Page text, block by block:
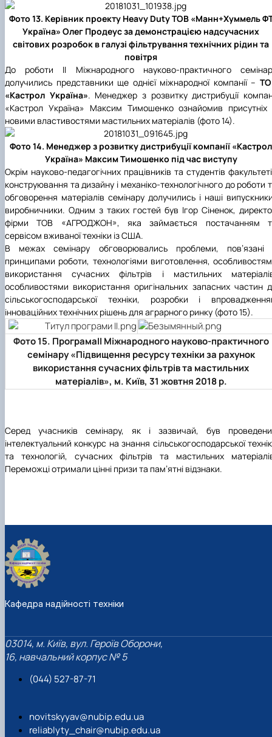
Фото 13. Керівник проекту Heavy Duty ТОВ «Манн+Хуммель
Україна» Олег Продеус за демонстрацією надсучасних
світових розробок в галузі фільтрування технічних рідин та
повітря
До роботи ІІ Міжнародного науково-практичного
долучились представники ще однієї міжнародної компанії –
«Кастрол Україна». Менеджер з розвитку дистрибуції
«Кастрол Україна» Максим Тимошенко ознайомив присутніх
новими властивостями мастильних матеріалів (фото 14).
Фото 14. Менеджер з розвитку дистрибуції компанії «Кастрол
Україна» Максим Тимошенко під час виступу
Окрім науково-педагогічних працівників та студентів
конструювання та дизайну і механіко-технологічного до роботи
обговорення матеріалів семінару долучились і наші
виробничники. Одним з таких гостей був Ігор Сіненок,
фірми ТОВ «АГРОДЖОН», яка займається постачанням
сервісом вживаної техніки із США.
В межах семінару обговорювались проблеми, пов’язані
принципами роботи, технологіями виготовлення,
використання сучасних фільтрів і мастильних
особливостями використання оригінальних запасних частин
сільськогосподарської техніки, розробки і
інноваційних технічних рішень для аграрного ринку (фото 15).
Фото 15. ПрограмаІІ Міжнародного науково-практичного
семінару «Підвищення ресурсу техніки за рахунок
використання сучасних фільтрів та мастильних
матеріалів», м. Київ, 31 жовтня 2018 р.
Серед учасників семінару, як і зазвичай, був
інтелектуальний конкурс на знання сільськогосподарської
та технологій, сучасних фільтрів та мастильних
Переможці отримали цінні призи та пам’ятні відзнаки.
Кафедра надійності техніки
03014, м. Київ, вул. Героїв Оборони,
16, навчальний корпус № 5
(044) 527-87-71
novitskyyav@nubip.edu.ua
reliablyty_chair@nubip.edu.ua